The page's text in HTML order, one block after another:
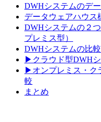
DWHシステムのデ
データウェアハウス
DWHシステムの２
プレミス型）
DWHシステムの比
▶クラウド型DWH
▶オンプレミス・ク
較
まとめ